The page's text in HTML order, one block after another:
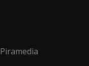
Piramedia